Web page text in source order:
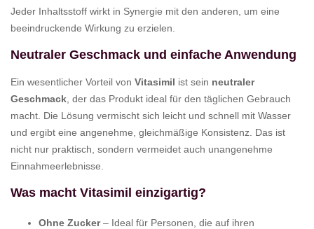
Jeder Inhaltsstoff wirkt in Synergie mit den anderen, um eine
beeindruckende Wirkung zu erzielen.
Neutraler Geschmack und einfache Anwendung
Ein wesentlicher Vorteil von Vitasimil ist sein neutraler
Geschmack , der das Produkt ideal für den täglichen Gebrauch
macht. Die Lösung vermischt sich leicht und schnell mit Wasser
und ergibt eine angenehme, gleichmäßige Konsistenz. Das ist
nicht nur praktisch, sondern vermeidet auch unangenehme
Einnahmeerlebnisse.
Was macht Vitasimil einzigartig?
Ohne Zucker– Ideal für Personen, die auf ihren